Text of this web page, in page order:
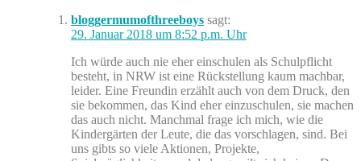
bloggermumofthreeboys sagt:
29. Januar 2018 um 8:52 p.m. Uhr
Ich würde auch nie eher einschulen als Schulpflicht
besteht, in NRW ist eine Rückstellung kaum machbar,
leider. Eine Freundin erzählt auch von dem Druck, den
sie bekommen, das Kind eher einzuschulen, sie machen
das auch nicht. Manchmal frage ich mich, wie die
Kindergärten der Leute, die das vorschlagen, sind. Bei
uns gibts so viele Aktionen, Projekte,